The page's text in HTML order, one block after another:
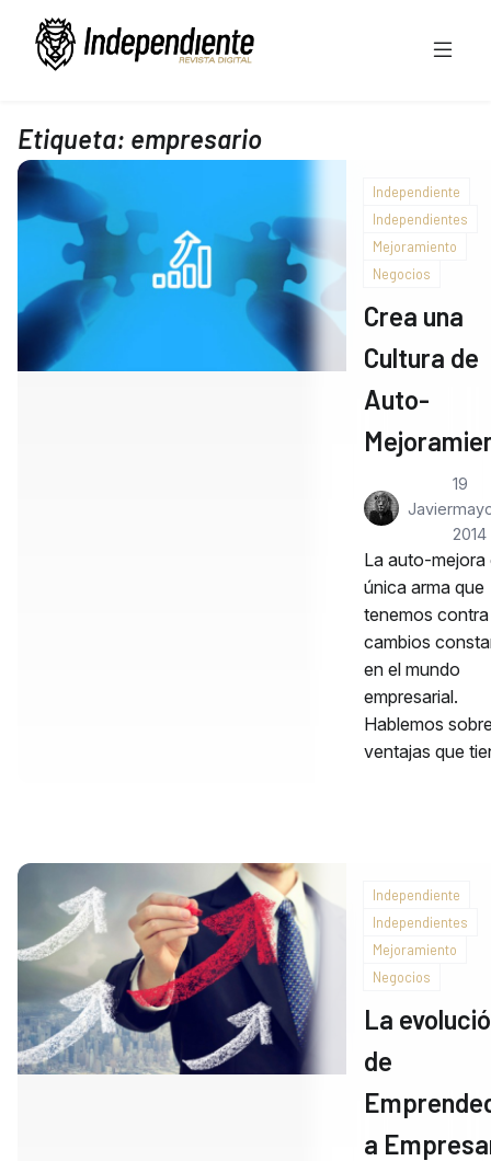
Etiqueta: empresario
Independiente
Independientes
Mejoramiento
Negocios
Crea una
Cultura de
Auto-
Javier
19
2014
La auto-mejora
única arma que
tenemos
cambios
en el mundo
empresarial.
Hablemos
ventajas que
Independiente
Independientes
Mejoramiento
Negocios
La
de
a